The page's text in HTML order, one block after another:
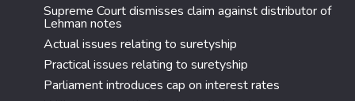
Supreme Court dismisses claim against distributor of
Lehman notes
Actual issues relating to suretyship
Practical issues relating to suretyship
Parliament introduces cap on interest rates